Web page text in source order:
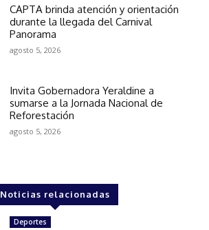
CAPTA brinda atención y orientación
durante la llegada del Carnival
Panorama
agosto 5, 2026
Invita Gobernadora Yeraldine a
sumarse a la Jornada Nacional de
Reforestación
agosto 5, 2026
Noticias relacionadas
Deportes